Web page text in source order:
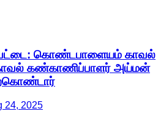
கொண்டபாளையம் காவல்
கண்காணிப்பாளர் அய்மன்
24, 2025